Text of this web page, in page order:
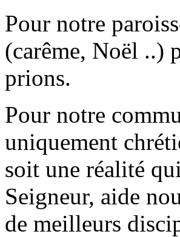
Pour notre
(carême, Noël ..)
prions.
Pour notre
uniquement
soit une réalité
Seigneur, aide
de meilleurs